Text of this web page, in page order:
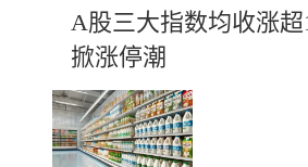
A股三大指数均收涨超
掀涨停潮